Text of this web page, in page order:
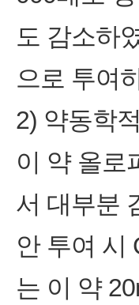
도 감소하
으로 투여
2) 약동학
이 약 올로
서 대부분
안 투여 시
는 이 약